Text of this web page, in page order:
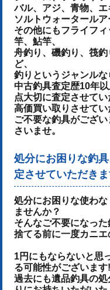
バル、アジ、青物、 エ
ソルトウォータールア
その他にもフライフ
竿、鮎竿、
舟釣り、磯釣り、筏
ど、
釣りというジャンル
中古釣具査定歴10年
点大切に査定させてい
高価買い取りさせてい
ご不要な釣具がござ
さいませ。
処分にお困りな釣
定させていただきま
処分にお困りな使わ
ませんか？
そんなご不要になっ
捨てる前に一度カニエ
1円にもならないと思
る可能性がございます!
過去にも遺品釣具の